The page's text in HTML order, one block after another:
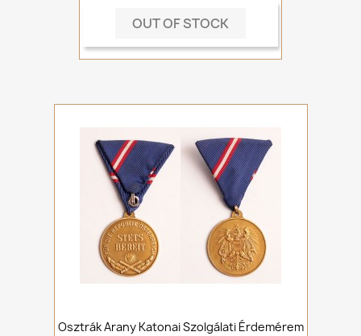
OUT OF STOCK
Osztrák Arany Katonai Szolgálati Érdemérem